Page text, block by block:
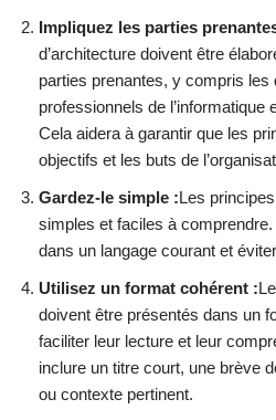
Impliquez les parties
d’architecture doivent être
parties prenantes, y compris les
professionnels de l’informatique
Cela aidera à garantir que les
objectifs et les buts de
Gardez-le simple :Les
simples et faciles à
dans un langage courant et
Utilisez un format cohérent :
doivent être présentés dans un
faciliter leur lecture et leur
inclure un titre court, une brève
ou contexte pertinent.